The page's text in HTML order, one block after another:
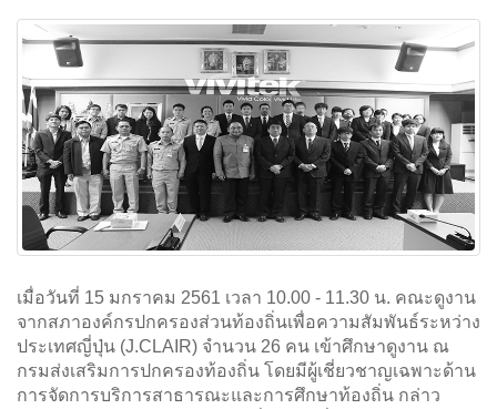
เมื่อวันที่ 15 มกราคม 2561 เวลา 10.00 - 11.30 น. คณะดูงาน
จากสภาองค์กรปกครองส่วนท้องถิ่นเพื่อความสัมพันธ์ระหว่าง
ประเทศญี่ปุ่น (J.CLAIR) จำนวน 26 คน เข้าศึกษาดูงาน ณ
กรมส่งเสริมการปกครองท้องถิ่น โดยมีผู้เชี่ยวชาญเฉพาะด้าน
การจัดการบริการสาธารณะและการศึกษาท้องถิ่น กล่าว